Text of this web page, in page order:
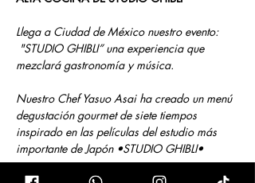
Llega a Ciudad de México nuestro evento:
"STUDIO GHIBLI” una experiencia que
mezclará gastronomía y música.
Nuestro Chef Yasuo Asai ha creado un menú
degustación gourmet de siete tiempos
inspirado en las películas del estudio más
importante de Japón •STUDIO GHIBLI•